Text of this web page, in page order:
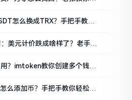
怎么换成TRX？手把手教你
美元计价跌成啥样了？老手教
？imtoken教你创建多个钱包
么添加币？手把手教你轻松搞